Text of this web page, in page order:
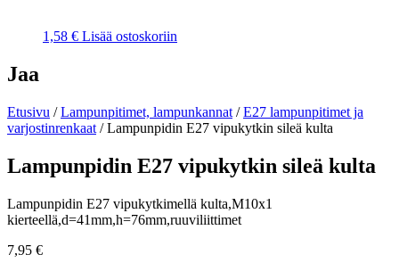
1,58 € Lisää ostoskoriin
Jaa
Etusivu /Lampunpitimet, lampunkannat /E27 lampunpitimet ja
varjostinrenkaat / Lampunpidin E27 vipukytkin sileä kulta
Lampunpidin E27 vipukytkin sileä kulta
Lampunpidin E27 vipukytkimellä kulta,M10x1
kierteellä,d=41mm,h=76mm,ruuviliittimet
7,95 €